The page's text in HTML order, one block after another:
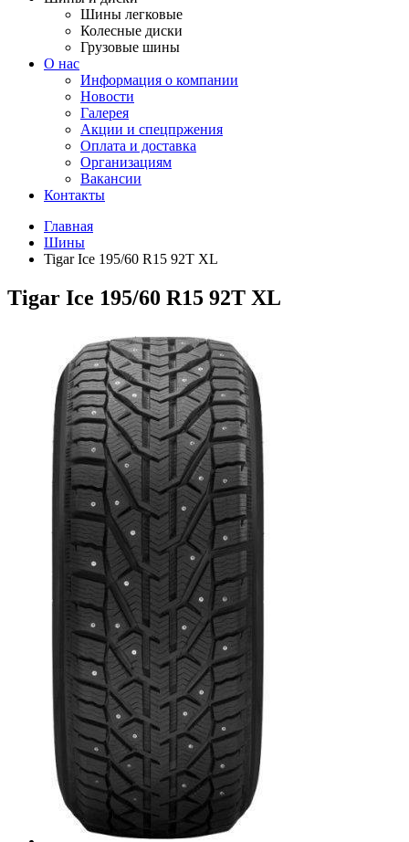
Шины легковые
Колесные диски
Грузовые шины
О нас
Информация о компании
Новости
Галерея
Акции и спецпржения
Оплата и доставка
Организациям
Вакансии
Контакты
Главная
Шины
Tigar Ice 195/60 R15 92T XL
Tigar Ice 195/60 R15 92T XL